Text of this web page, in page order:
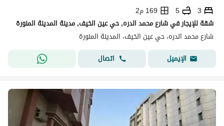
3
5
169 م2
شقة للإيجار في شارع محمد الدره, حي عين الخيف, مدينة المدينة المنورة
شارع محمد الدره، حي عين الخيف، المدينة المنورة
الإيميل
اتصال